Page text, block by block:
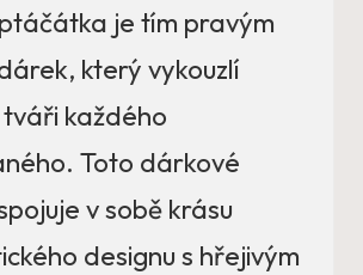
je tím pravým
který vykouzlí
tváři každého
Toto dárkové
v sobě krásu
designu s hřejivým